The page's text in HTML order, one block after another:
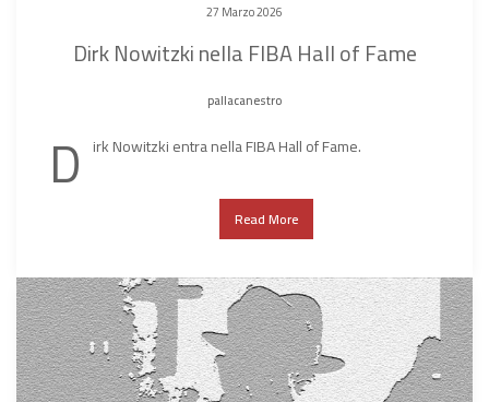
27 Marzo 2026
Dirk Nowitzki nella FIBA Hall of Fame
pallacanestro
D irk Nowitzki entra nella FIBA Hall of Fame.
Read More